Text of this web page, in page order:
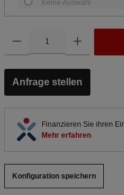
Keine Auswahl
Anfrage stellen
Finanzieren Sie ihren
Mehr erfahren
Konfiguration speichern